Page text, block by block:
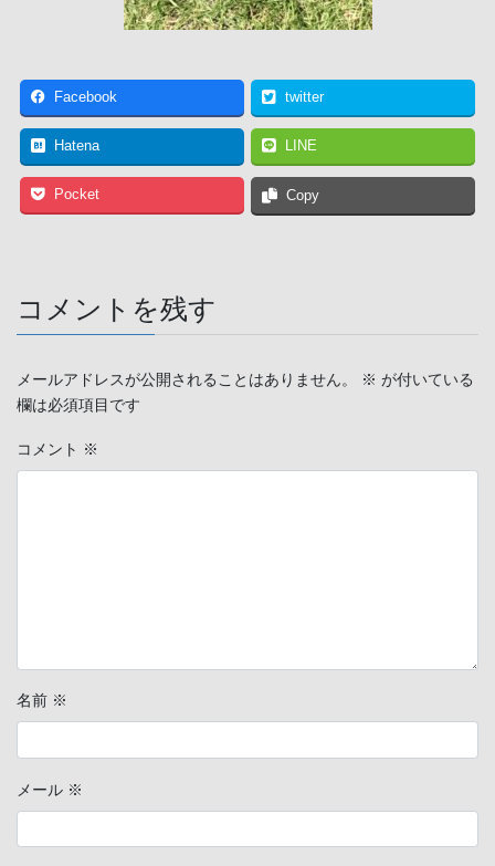
Facebook twitter
Hatena LINE
Pocket Copy
コメントを残す
メールアドレスが公開されることはありません。 ※ が付いている
欄は必須項目です
コメント ※
名前 ※
メール ※